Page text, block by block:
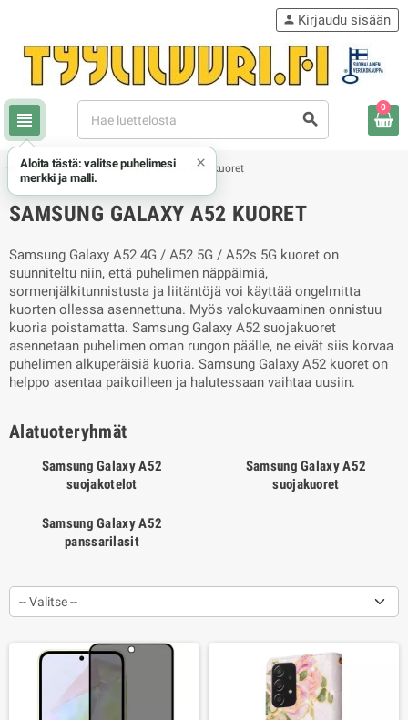
view_headline search
person Kirjaudu sisään
0
chevron_rightSamsung chevron_right Samsung Galaxy A52 kuoret
SAMSUNG GALAXY A52 KUORET
Samsung Galaxy A52 4G / A52 5G / A52s 5G kuoret on
suunniteltu niin, että puhelimen näppäimiä,
sormenjälkitunnistusta ja liitäntöjä voi käyttää ongelmitta
kuorten ollessa asennettuna. Myös valokuvaaminen onnistuu
kuoria poistamatta. Samsung Galaxy A52 suojakuoret
asennetaan puhelimen oman rungon päälle, ne eivät siis korvaa
puhelimen alkuperäisiä kuoria. Samsung Galaxy A52 kuoret on
helppo asentaa paikoilleen ja halutessaan vaihtaa uusiin.
Alatuoteryhmät
Samsung Galaxy A52
suojakotelot
Samsung Galaxy A52
suojakuoret
Samsung Galaxy A52
panssarilasit
-- Valitse --
Aloita tästä: valitse puhelimesi
merkki ja malli.
×